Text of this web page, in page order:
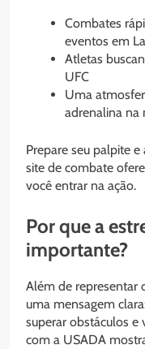
Combates
eventos em
Atletas
UFC
Uma
adrenalina na
Prepare seu palpite
site de combate
você entrar na ação.
Por que a
importante?
Além de representar
uma mensagem
superar obstáculos e
com a USADA